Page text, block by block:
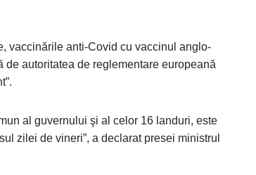
vaccinările anti-Covid cu vaccinul anglo-
autoritatea de reglementare europeană
al guvernului şi al celor 16 landuri, este
zilei de vineri”, a declarat presei ministrul